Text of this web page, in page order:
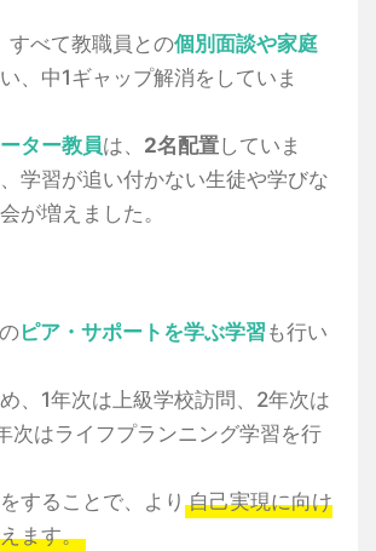
すべて教職員との個別面談や家庭
、中1ギャップ解消をしていま
ター教員は、 2名配置していま
学習が追い付かない生徒や学びな
が増えました。
ピア・サポートを学ぶ学習 も行い
、1年次は上級学校訪問、2年次は
次はライフプランニング学習を行
することで、より 自己実現に向け
ます。